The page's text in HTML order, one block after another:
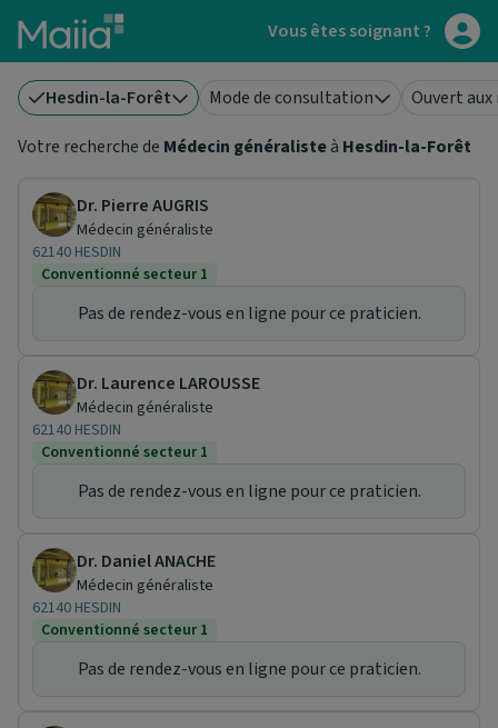
Aller au contenu principal Vous êtes soignant ?
Hesdin-la-Forêt Mode de consultation
Ouvert
Votre recherche de Médecin généralisteà Hesdin-la-Forêt
Dr. Pierre AUGRIS
Médecin généraliste
62140 HESDIN
Conventionné secteur 1
Pas de rendez-vous en ligne pour ce praticien.
Dr. Laurence LAROUSSE
Médecin généraliste
62140 HESDIN
Conventionné secteur 1
Pas de rendez-vous en ligne pour ce praticien.
Dr. Daniel ANACHE
Médecin généraliste
62140 HESDIN
Conventionné secteur 1
Pas de rendez-vous en ligne pour ce praticien.